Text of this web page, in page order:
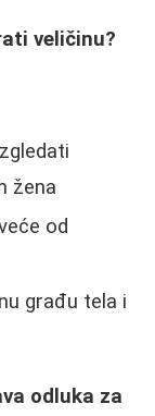
veličinu?
žena
od
građu tela i
odluka za